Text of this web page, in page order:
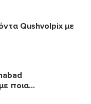
Qushvolpix με
ποια...